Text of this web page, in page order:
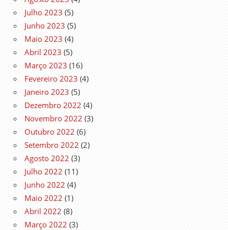
Julho 2023 (5)
Junho 2023 (5)
Maio 2023 (4)
Abril 2023 (5)
Março 2023 (16)
Fevereiro 2023 (4)
Janeiro 2023 (5)
Dezembro 2022 (4)
Novembro 2022 (3)
Outubro 2022 (6)
Setembro 2022 (2)
Agosto 2022 (3)
Julho 2022 (11)
Junho 2022 (4)
Maio 2022 (1)
Abril 2022 (8)
Março 2022 (3)